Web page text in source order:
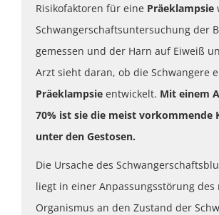
Risikofaktoren für eine Präeklampsie
Schwangerschaftsuntersuchung der
gemessen und der Harn auf Eiweiß
Arzt sieht daran, ob die Schwangere
Präeklampsie entwickelt. Mit einem
70% ist sie die meist vorkommende
unter den Gestosen.
Die Ursache des
liegt in einer Anpassungsstörung
Organismus an den Zustand der